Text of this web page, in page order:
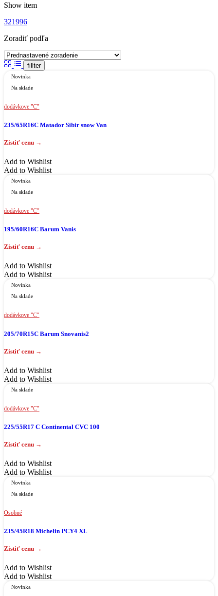
Show item
321996
Zoradiť podľa
fillter
Novinka
Na sklade
dodávkove "C"
235/65R16C Matador Sibir snow Van
Add to Wishlist
Add to Wishlist
Novinka
Na sklade
dodávkove "C"
195/60R16C Barum Vanis
Add to Wishlist
Add to Wishlist
Novinka
Na sklade
dodávkove "C"
205/70R15C Barum Snovanis2
Add to Wishlist
Add to Wishlist
Na sklade
dodávkove "C"
225/55R17 C Continental CVC 100
Add to Wishlist
Add to Wishlist
Novinka
Na sklade
Osobné
235/45R18 Michelin PCY4 XL
Add to Wishlist
Add to Wishlist
Novinka